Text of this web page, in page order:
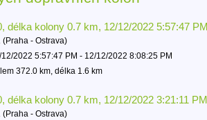
délka kolony 0.7 km, 12/12/2022 5:57:47 PM
(Praha - Ostrava)
12/2022 5:57:47 PM - 12/12/2022 8:08:25 PM
372.0 km, délka 1.6 km
délka kolony 0.7 km, 12/12/2022 3:21:11 PM
(Praha - Ostrava)